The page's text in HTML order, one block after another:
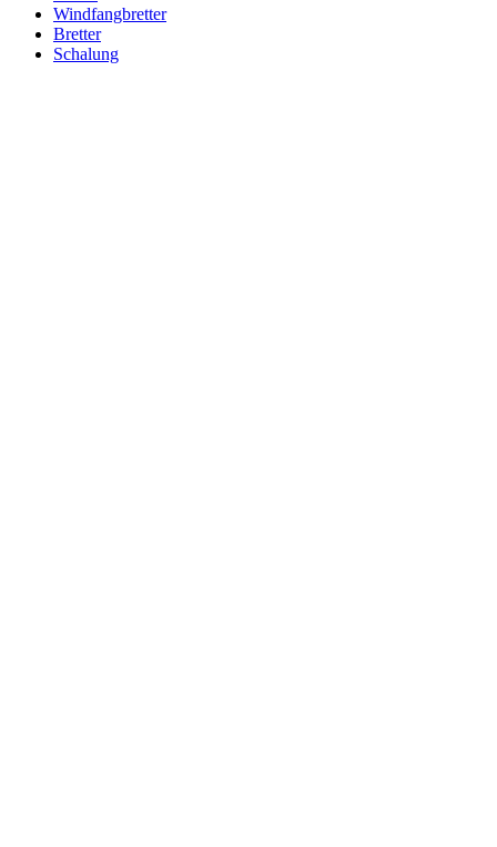
Windfangbretter
Bretter
Schalung